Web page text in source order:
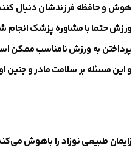
هوش و حافظه فرزندشان دنبال
ورزش حتما با مشاوره پزشک انجام
پرداختن به ورزش نامناسب ممکن
و این مسئله بر سلامت مادر و جنین
زایمان طبیعی نوزاد را باهوش